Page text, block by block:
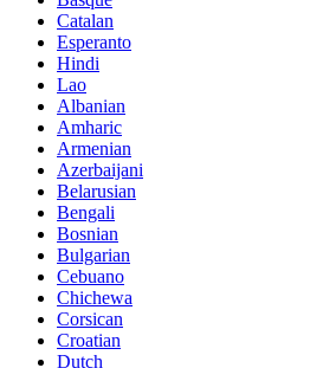
Catalan
Esperanto
Hindi
Lao
Albanian
Amharic
Armenian
Azerbaijani
Belarusian
Bengali
Bosnian
Bulgarian
Cebuano
Chichewa
Corsican
Croatian
Dutch